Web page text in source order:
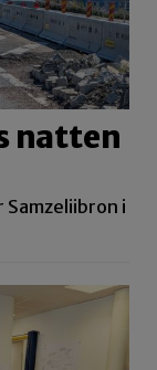
natten
Samzeliibron i